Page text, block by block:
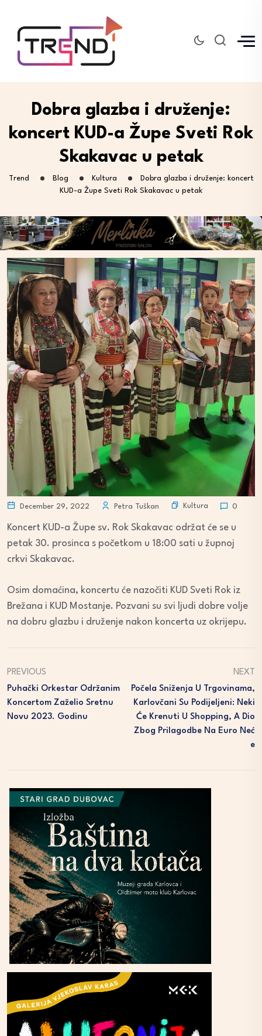
Dobra glazba i druženje:
koncert KUD-a Župe Sveti Rok
Skakavac u petak
Trend Blog Kultura
Dobra glazba i druženje: koncert
KUD-a Župe Sveti Rok Skakavac u petak
December 29, 2022 Petra Tuškan Kultura 0
Koncert KUD-a Župe sv. Rok Skakavac održat će se u
petak 30. prosinca s početkom u 18:00 sati u župnoj
crkvi Skakavac.
Osim domaćina, koncertu će nazočiti KUD Sveti Rok iz
Brežana i KUD Mostanje. Pozvani su svi ljudi dobre volje
na dobru glazbu i druženje nakon koncerta uz okrijepu.
PREVIOUS
Puhački Orkestar Održanim
Koncertom Zaželio Sretnu
Novu 2023. Godinu
NEXT
Počela Sniženja U Trgovinama,
Karlovčani Su Podijeljeni: Neki
Će Krenuti U Shopping, A Dio
Zbog Prilagodbe Na Euro Neć
E